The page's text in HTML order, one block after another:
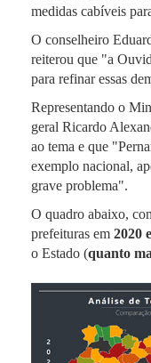
medidas cabíveis
O conselheiro
reiterou que "a
para refinar essas
Representando o
geral Ricardo
ao tema e que
exemplo nacional,
grave problema".
O quadro abaixo,
prefeituras em 2020
o Estado (quanto